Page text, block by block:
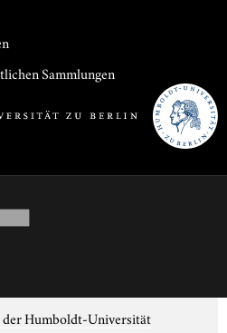
Sammlungen
Humboldt-Universität